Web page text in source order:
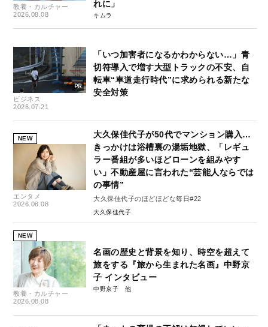
教養・カルチャー
2026.08.08
れに」
キムラ
ビジネス
2026.07.21
「いつ加害者になるかわからない…」青
切符導入で増す大型トラックの不安、自
転車“車道走行時代”に求められる新たな
安全対策
NEW
エンタメ
2026.08.08
大久保佳代子が50代でマンション購入…
きっかけは浴槽裏の湯垢地獄、「レギュ
ラー番組が多いほどローンを組みやす
い」不動産屋に言われた“芸能人ならでは
の事情”
大久保佳代子のほどほどな毎日#22
大久保佳代子
NEW
教養・カルチャー
2026.08.08
名画の歴史と背景を知り、時空を超えて
旅をする『旅から生まれた名画』中野京
子 インタビュー
中野京子